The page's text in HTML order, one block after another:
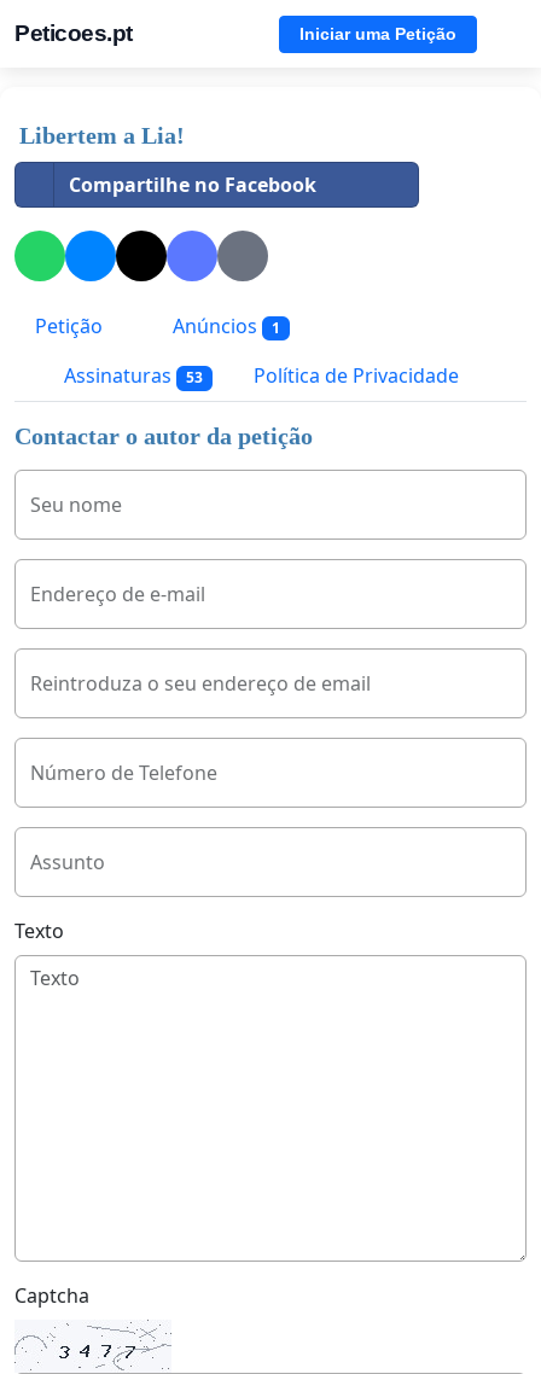
Peticoes.pt Iniciar uma Petição
Libertem a Lia!
Compartilhe no Facebook
Petição Anúncios 1
Assinaturas 53 Política de Privacidade
Contactar o autor da petição
Seu nome
Endereço de e-mail
Reintroduza o seu endereço de email
Número de Telefone
Assunto
Texto
Captcha